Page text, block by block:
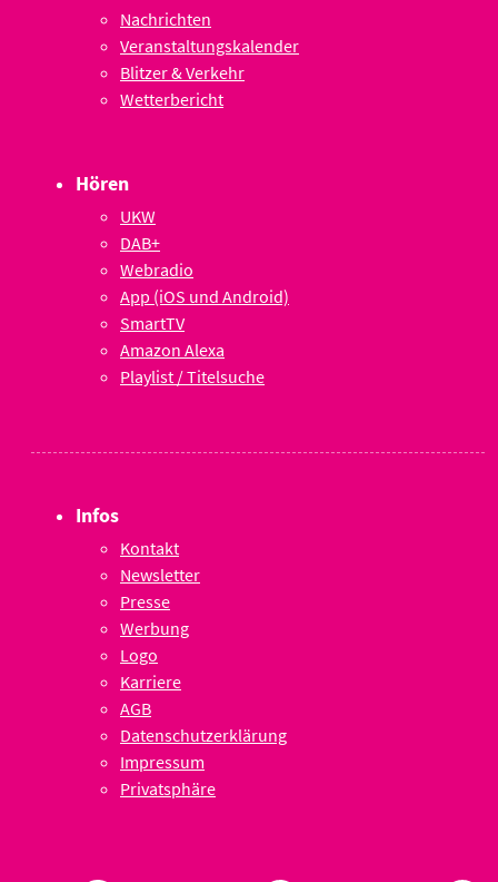
Nachrichten
Veranstaltungskalender
Blitzer & Verkehr
Wetterbericht
Hören
UKW
DAB+
Webradio
App (iOS und Android)
SmartTV
Amazon Alexa
Playlist / Titelsuche
Infos
Kontakt
Newsletter
Presse
Werbung
Logo
Karriere
AGB
Datenschutzerklärung
Impressum
Privatsphäre